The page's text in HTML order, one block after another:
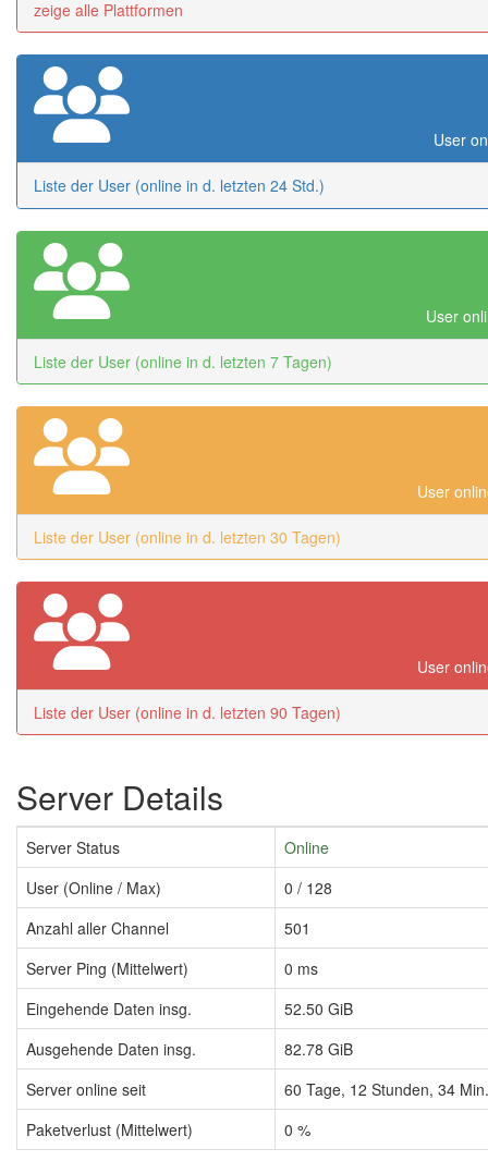
zeige alle Plattformen
User
Liste der User (online in d. letzten 24 Std.)
User
Liste der User (online in d. letzten 7 Tagen)
User
Liste der User (online in d. letzten 30 Tagen)
User
Liste der User (online in d. letzten 90 Tagen)
Server Details
Server Status
Online
User (Online / Max)
0 / 128
Anzahl aller Channel
501
Server Ping (Mittelwert)
0 ms
Eingehende Daten insg.
52.50 GiB
Ausgehende Daten insg.
82.78 GiB
Server online seit
60 Tage, 12 Stunden, 34
Paketverlust (Mittelwert)
0 %